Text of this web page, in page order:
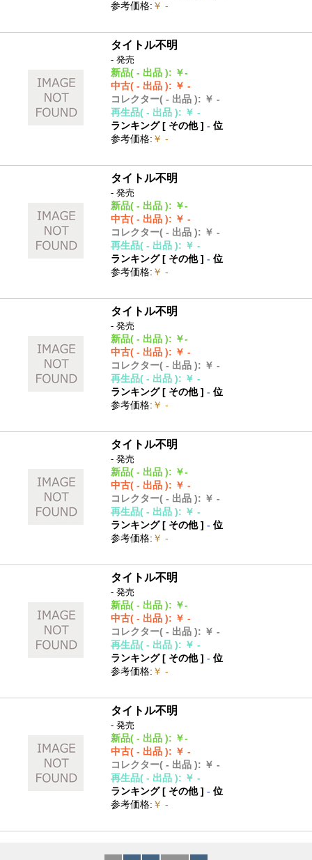
参考価格: ￥ -
タイトル不明
- 発売
新品( - 出品 ): ￥-
中古( - 出品 ): ￥ -
コレクター( - 出品 ): ￥ -
再生品( - 出品 ): ￥ -
ランキング [ その他]- 位
参考価格: ￥ -
タイトル不明
- 発売
新品( - 出品 ): ￥-
中古( - 出品 ): ￥ -
コレクター( - 出品 ): ￥ -
再生品( - 出品 ): ￥ -
ランキング [ その他]- 位
参考価格: ￥ -
タイトル不明
- 発売
新品( - 出品 ): ￥-
中古( - 出品 ): ￥ -
コレクター( - 出品 ): ￥ -
再生品( - 出品 ): ￥ -
ランキング [ その他]- 位
参考価格: ￥ -
タイトル不明
- 発売
新品( - 出品 ): ￥-
中古( - 出品 ): ￥ -
コレクター( - 出品 ): ￥ -
再生品( - 出品 ): ￥ -
ランキング [ その他]- 位
参考価格: ￥ -
タイトル不明
- 発売
新品( - 出品 ): ￥-
中古( - 出品 ): ￥ -
コレクター( - 出品 ): ￥ -
再生品( - 出品 ): ￥ -
ランキング [ その他]- 位
参考価格: ￥ -
タイトル不明
- 発売
新品( - 出品 ): ￥-
中古( - 出品 ): ￥ -
コレクター( - 出品 ): ￥ -
再生品( - 出品 ): ￥ -
ランキング [ その他]- 位
参考価格: ￥ -